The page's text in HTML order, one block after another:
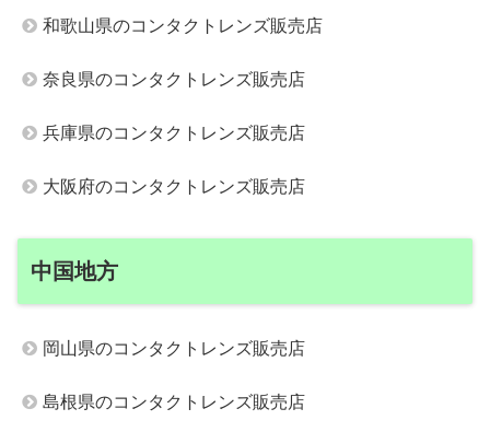
和歌山県のコンタクトレンズ販売店
奈良県のコンタクトレンズ販売店
兵庫県のコンタクトレンズ販売店
大阪府のコンタクトレンズ販売店
中国地方
岡山県のコンタクトレンズ販売店
島根県のコンタクトレンズ販売店